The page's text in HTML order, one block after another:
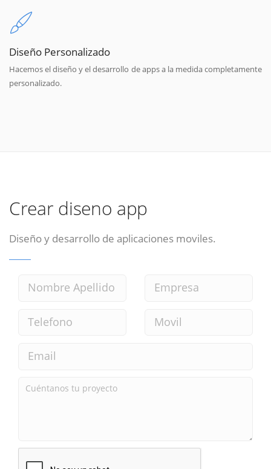
Diseño Personalizado
Hacemos el diseño y el desarrollo de apps a la medida completamente
personalizado.
Crear diseno app
Diseño y desarrollo de aplicaciones moviles.